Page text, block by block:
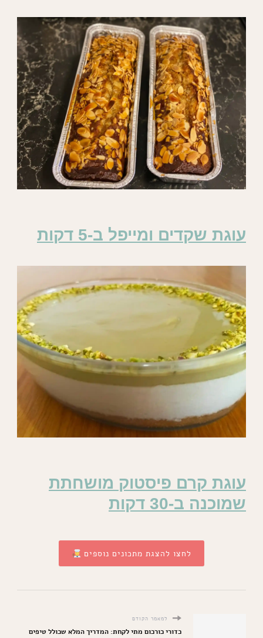
עוגת שקדים ומייפל ב-5 דקות
עוגת קרם פיסטוק מושחתת
שמוכנה ב-30 דקות
לחצו להצגת מתכונים נוספים
למאמר הקודם
כדורי כורכום מתי לקחת: המדריך המלא שכולל טיפים